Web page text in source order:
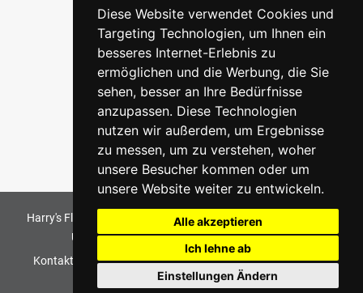
Diese Website verwendet Cookies und
Targeting Technologien, um Ihnen ein
besseres Internet-Erlebnis zu
ermöglichen und die Werbung, die Sie
sehen, besser an Ihre Bedürfnisse
anzupassen. Diese Technologien
nutzen wir außerdem, um Ergebnisse
zu messen, um zu verstehen, woher
unsere Besucher kommen oder um
unsere Website weiter zu entwickeln.
Alle akzeptieren
Ich lehne ab
Einstellungen Ändern
Zu den Märkten
Harry's Fliesenmarkt GmbH & Co KG2026. All Rights Reserved
Umsetzung und Bereitstellung durchw3e.de
Kontakt
Haftungsausschluss Datenschutz AGB
Impressum